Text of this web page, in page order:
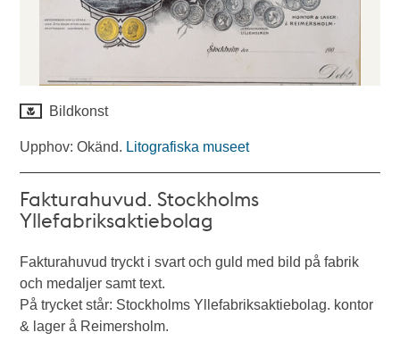
Bildkonst
Upphov: Okänd. Litografiska museet
Fakturahuvud. Stockholms
Yllefabriksaktiebolag
Fakturahuvud tryckt i svart och guld med bild på fabrik
och medaljer samt text.
På trycket står: Stockholms Yllefabriksaktiebolag. kontor
& lager å Reimersholm.